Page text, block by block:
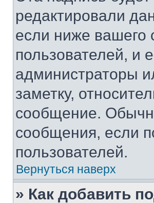
редактировали
если ниже вашего
пользователей, и
администраторы
заметку,
сообщение.
сообщения, если
пользователей.
Вернуться наверх
» Как добавить